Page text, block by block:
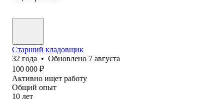
Старший кладовщик
32 года • Обновлено 7 августа
100 000 ₽
Активно ищет работу
Общий опыт
10 лет